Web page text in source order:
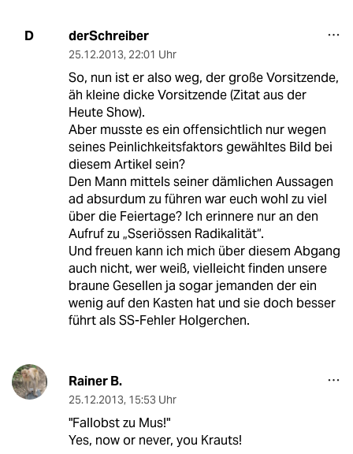
D derSchreiber
25.12.2013, 22:01 Uhr
So, nun ist er also weg, der große Vorsitzende,
äh kleine dicke Vorsitzende (Zitat aus der
Heute Show).
Aber musste es ein offensichtlich nur wegen
seines Peinlichkeitsfaktors gewähltes Bild bei
diesem Artikel sein?
Den Mann mittels seiner dämlichen Aussagen
ad absurdum zu führen war euch wohl zu viel
über die Feiertage? Ich erinnere nur an den
Aufruf zu „Sseriössen Radikalität“.
Und freuen kann ich mich über diesem Abgang
auch nicht, wer weiß, vielleicht finden unsere
braune Gesellen ja sogar jemanden der ein
wenig auf den Kasten hat und sie doch besser
führt als SS-Fehler Holgerchen.
Rainer B.
25.12.2013, 15:53 Uhr
"Fallobst zu Mus!"
Yes, now or never, you Krauts!